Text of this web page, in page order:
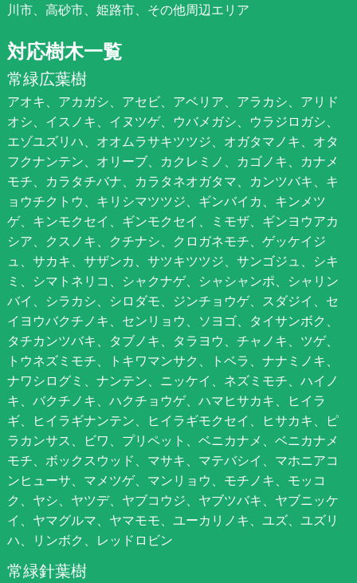
川市、高砂市、姫路市、その他周辺エリア
対応樹木一覧
常緑広葉樹
アオキ、アカガシ、アセビ、アベリア、アラカシ、アリド
オシ、イスノキ、イヌツゲ、ウバメガシ、ウラジロガシ、
エゾユズリハ、オオムラサキツツジ、オガタマノキ、オタ
フクナンテン、オリーブ、カクレミノ、カゴノキ、カナメ
モチ、カラタチバナ、カラタネオガタマ、カンツバキ、キ
ョウチクトウ、キリシマツツジ、ギンバイカ、キンメツ
ゲ、キンモクセイ、ギンモクセイ、ミモザ、ギンヨウアカ
シア、クスノキ、クチナシ、クロガネモチ、ゲッケイジ
ュ、サカキ、サザンカ、サツキツツジ、サンゴジュ、シキ
ミ、シマトネリコ、シャクナゲ、シャシャンポ、シャリン
バイ、シラカシ、シロダモ、ジンチョウゲ、スダジイ、セ
イヨウバクチノキ、センリョウ、ソヨゴ、タイサンボク、
タチカンツバキ、タブノキ、タラヨウ、チャノキ、ツゲ、
トウネズミモチ、トキワマンサク、トベラ、ナナミノキ、
ナワシログミ、ナンテン、ニッケイ、ネズミモチ、ハイノ
キ、バクチノキ、ハクチョウゲ、ハマヒサカキ、ヒイラ
ギ、ヒイラギナンテン、ヒイラギモクセイ、ヒサカキ、ピ
ラカンサス、ビワ、プリペット、ベニカナメ、ベニカナメ
モチ、ボックスウッド、マサキ、マテバシイ、マホニアコ
ンヒューサ、マメツゲ、マンリョウ、モチノキ、モッコ
ク、ヤシ、ヤツデ、ヤブコウジ、ヤブツバキ、ヤブニッケ
イ、ヤマグルマ、ヤマモモ、ユーカリノキ、ユズ、ユズリ
ハ、リンボク、レッドロビン
常緑針葉樹